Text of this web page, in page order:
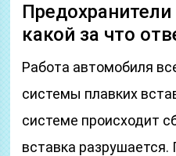
Предохранители
какой за что
Работа автомобиля
системы плавких
системе происходит
вставка